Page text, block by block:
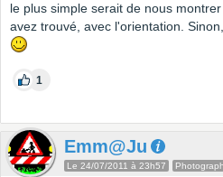
le plus simple serait de nous
avez trouvé, avec l'orientation.
1
Emm@Ju
Le 24/07/2011 à 23h57